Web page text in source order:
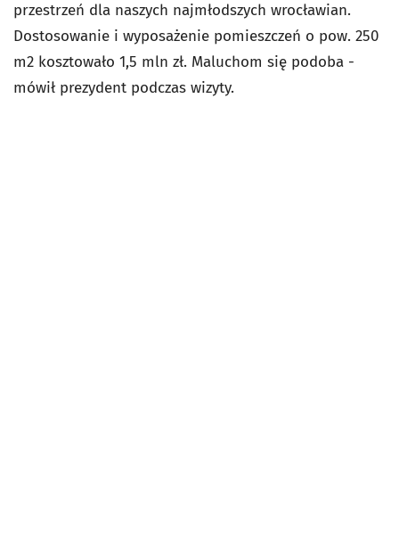
przestrzeń dla naszych najmłodszych wrocławian.
Dostosowanie i wyposażenie pomieszczeń o pow. 250
m2 kosztowało 1,5 mln zł. Maluchom się podoba -
mówił prezydent podczas wizyty.